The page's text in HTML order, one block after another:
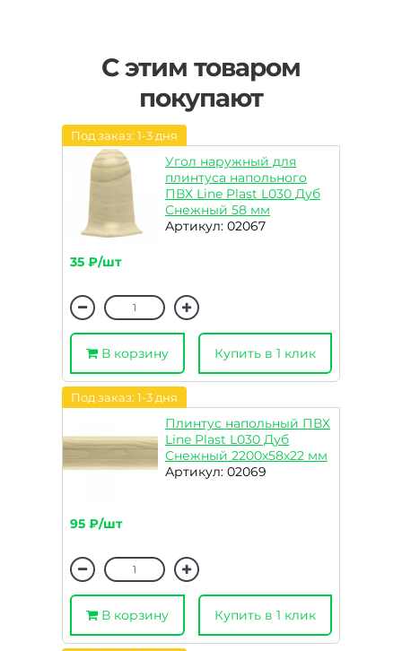
С этим товаром
покупают
Под заказ: 1-3 дня
Угол наружный для
плинтуса напольного
ПВХ Line Plast L030 Дуб
Снежный 58 мм
Артикул: 02067
35 ₽/шт
В корзину Купить в 1 клик
Под заказ: 1-3 дня
Плинтус напольный ПВХ
Line Plast L030 Дуб
Снежный 2200х58х22 мм
Артикул: 02069
95 ₽/шт
В корзину Купить в 1 клик